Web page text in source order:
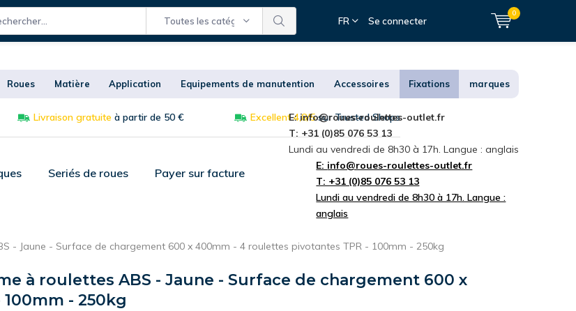
Toutes les catégories FR Se connecter
0
Roues Matière Application Equipements de manutention Accessoires Fixations marques
Livraison gratuite à partir de 50 € Excellent 4,8/5sur Trusted Shops
E:info@roues-roulettes-outlet.fr
T: +31 (0)85 076 53 13
Lundi au vendredi de 8h30 à 17h. Langue : anglais
Seriés de roues Payer sur facture
E: info@roues-roulettes-outlet.fr
T: +31 (0)85 076 53 13
Lundi au vendredi de 8h30 à 17h. Langue :
anglais
- Jaune - Surface de chargement 600 x 400mm - 4 roulettes pivotantes TPR - 100mm - 250kg
à roulettes ABS - Jaune - Surface de chargement 600 x
- 250kg